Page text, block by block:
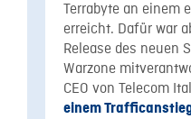
Terrabyte an einem
erreicht. Dafür war
Release des neuen
Warzone
CEO von Telecom
einem